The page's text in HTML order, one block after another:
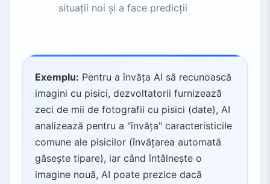
situații noi și a face predicții
Exemplu: Pentru a învăța AI să recunoască
imagini cu pisici, dezvoltatorii furnizează
zeci de mii de fotografii cu pisici (date), AI
analizează pentru a "învăța" caracteristicile
comune ale pisicilor (învățarea automată
găsește tipare), iar când întâlnește o
imagine nouă, AI poate prezice dacă